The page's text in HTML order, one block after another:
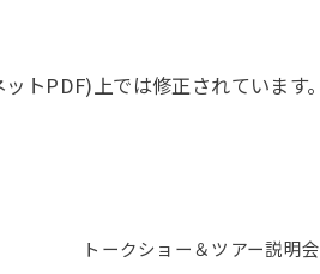
トPDF)上では修正されています。
トークショー＆ツアー説明会